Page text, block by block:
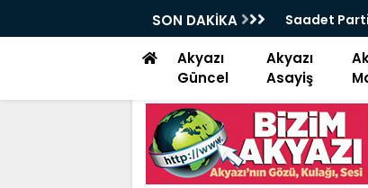
SON DAKİKA
başkanı Alan “ Bizim niyetimiz üzüm Kuzuluk
Akyazı
Güncel
Akyazı
Asayiş